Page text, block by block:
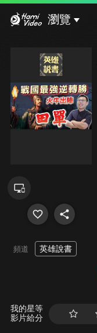
瀏覽
頻道 英雄說書
我的星等
影片給分